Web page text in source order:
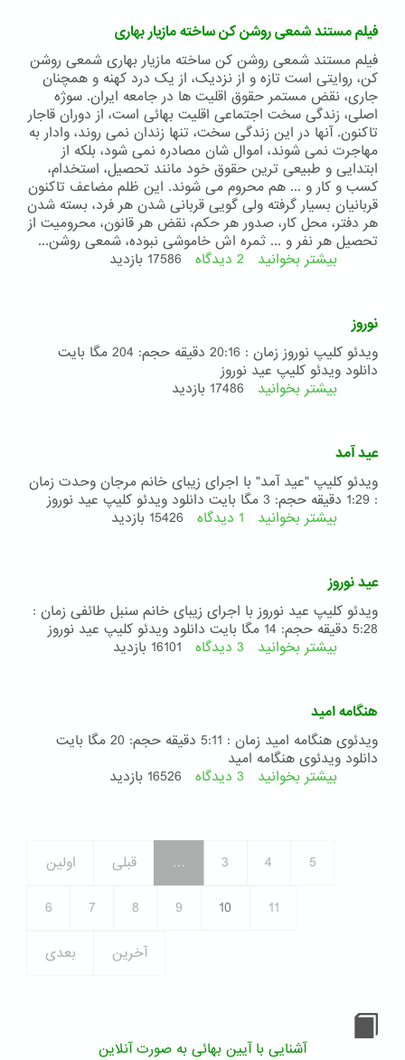
ایران
از
دید
برنامه
افق
،
صدای
آمریکا
فیلم مستند شمعی روشن کن ساخته مازیار بهاری
فیلم مستند شمعی روشن کن ساخته مازیار بهاری شمعی روشن
کن، روایتی است تازه و از نزدیک، از یک درد کهنه و همچنان
جاری، نقض مستمر حقوق اقلیت ها در جامعه ایران. سوژه
اصلی، زندگی سخت اجتماعی اقلیت بهائی است، از دوران قاجار
تاکنون. آنها در این زندگی سخت، تنها زندان نمی روند، وادار به
مهاجرت نمی شوند، اموال شان مصادره نمی شود، بلکه از
ابتدایی و طبیعی ترین حقوق خود مانند تحصیل، استخدام،
کسب و کار و ... هم محروم می شوند. این ظلم مضاعف تاکنون
قربانیان بسیار گرفته ولی گویی قربانی شدن هر فرد، بسته شدن
هر دفتر، محل کار، صدور هر حکم، نقض هر قانون، محرومیت از
تحصیل هر نفر و ... ثمره اش خاموشی نبوده، شمعی روشن...
بیشتر بخوانید درباره
کن
ساخته
مازیار
2 دیدگاه 17586 بازدید
نوروز
ویدئو کلیپ نوروز زمان : 20:16 دقیقه حجم: 204 مگا بایت
دانلود ویدئو کلیپ عید نوروز
بیشتر بخوانید درباره
17486 بازدید
عید آمد
ویدئو کلیپ "عید آمد" با اجرای زیبای خانم مرجان وحدت زمان
: 1:29 دقیقه حجم: 3 مگا بایت دانلود ویدئو کلیپ عید نوروز
بیشتر بخوانید درباره
1 دیدگاه 15426 بازدید
عید نوروز
ویدئو کلیپ عید نوروز با اجرای زیبای خانم سنبل طائفی زمان :
5:28 دقیقه حجم: 14 مگا بایت دانلود ویدئو کلیپ عید نوروز
بیشتر بخوانید درباره
3 دیدگاه 16101 بازدید
هنگامه امید
ویدئوی هنگامه امید زمان : 5:11 دقیقه حجم: 20 مگا بایت
دانلود ویدئوی هنگامه امید
بیشتر بخوانید درباره
3 دیدگاه 16526 بازدید
اولین قبلی … 3 4 5
6 7 8 9 10 11
بعدی آخرین
آشنایی با آیین بهائی به صورت آنلاین